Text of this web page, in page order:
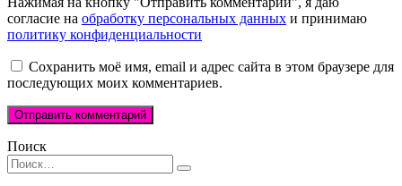
согласие на обработку персональных данных и принимаю
политику конфиденциальности
Сохранить моё имя, email и адрес сайта в этом браузере для
последующих моих комментариев.
Поиск
Search
for: